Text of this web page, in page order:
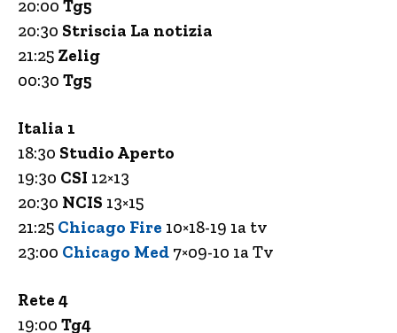
20:00 Tg5
20:30 Striscia La notizia
21:25 Zelig
00:30 Tg5
Italia 1
18:30 Studio Aperto
19:30 CSI 12×13
20:30 NCIS 13×15
21:25 Chicago Fire 10×18-19 1a tv
23:00 Chicago Med 7×09-10 1a Tv
Rete 4
19:00 Tg4